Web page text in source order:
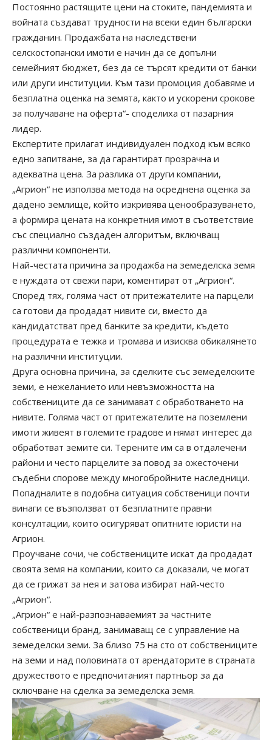
Постоянно растящите цени на стоките, пандемията и
войната създават трудности на всеки един български
гражданин. Продажбата на наследствени
селскостопански имоти е начин да се допълни
семейният бюджет, без да се търсят кредити от банки
или други институции. Към тази промоция добавяме и
безплатна оценка на земята, както и ускорени срокове
за получаване на оферта“- споделиха от пазарния
лидер.
Експертите прилагат индивидуален подход към всяко
едно запитване, за да гарантират прозрачна и
адекватна цена. За разлика от други компании,
„Агрион“ не използва метода на осреднена оценка за
дадено землище, който изкривява ценообразуването,
а формира цената на конкретния имот в съответствие
със специално създаден алгоритъм, включващ
различни компоненти.
Най-честата причина за продажба на земеделска земя
е нуждата от свежи пари, коментират от „Агрион“.
Според тях, голяма част от притежателите на парцели
са готови да продадат нивите си, вместо да
кандидатстват пред банките за кредити, където
процедурата е тежка и тромава и изисква обикалянето
на различни институции.
Друга основна причина, за сделките със земеделските
земи, е нежеланието или невъзможността на
собствениците да се занимават с обработването на
нивите. Голяма част от притежателите на поземлени
имоти живеят в големите градове и нямат интерес да
обработват земите си. Терените им са в отдалечени
райони и често парцелите за повод за ожесточени
съдебни спорове между многобройните наследници.
Попадналите в подобна ситуация собственици почти
винаги се възползват от безплатните правни
консултации, които осигуряват опитните юристи на
Агрион.
Проучване сочи, че собствениците искат да продадат
своята земя на компании, които са доказали, че могат
да се грижат за нея и затова избират най-често
„Агрион“.
„Агрион“ е най-разпознаваемият за частните
собственици бранд, занимаващ се с управление на
земеделски земи. За близо 75 на сто от собствениците
на земи и над половината от арендаторите в страната
дружеството е предпочитаният партньор за да
сключване на сделка за земеделска земя.